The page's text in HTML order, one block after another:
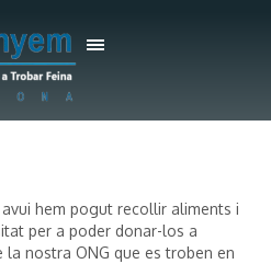
hem pogut recollir aliments i
per a poder donar-los a
nostra ONG que es troben en